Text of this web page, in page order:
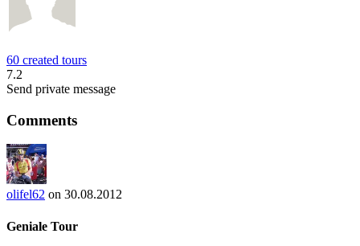
60 created tours
7.2
Send private message
Comments
olifel62 on 30.08.2012
Geniale Tour